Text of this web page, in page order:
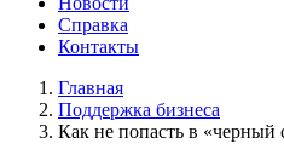
Справка
Контакты
Главная
Поддержка бизнеса
Как не попасть в «черный